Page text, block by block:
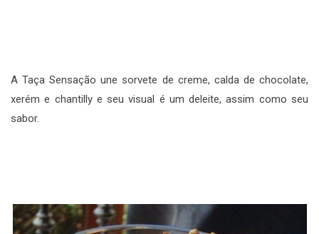
A Taça Sensação une sorvete de creme, calda de chocolate,
xerém e chantilly e seu visual é um deleite, assim como seu
sabor.